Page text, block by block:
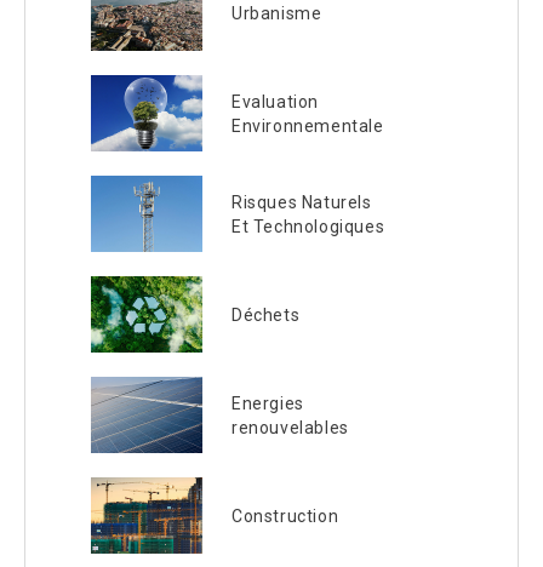
Urbanisme
Evaluation
Environnementale
Risques Naturels
Et Technologiques
Déchets
Energies
renouvelables
Construction